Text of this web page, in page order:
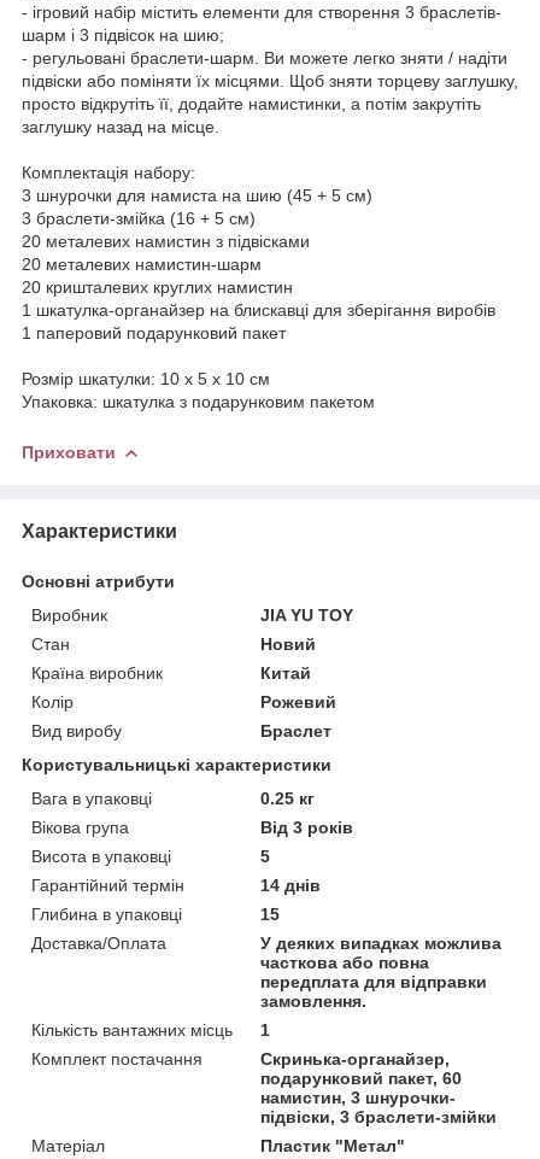
- ігровий набір містить елементи для створення 3 браслетів-
шарм і 3 підвісок на шию;
- регульовані браслети-шарм. Ви можете легко зняти / надіти
підвіски або поміняти їх місцями. Щоб зняти торцеву заглушку,
просто відкрутіть її, додайте намистинки, а потім закрутіть
заглушку назад на місце.
Комплектація набору:
3 шнурочки для намиста на шию (45 + 5 см)
3 браслети-змійка (16 + 5 см)
20 металевих намистин з підвісками
20 металевих намистин-шарм
20 кришталевих круглих намистин
1 шкатулка-органайзер на блискавці для зберігання виробів
1 паперовий подарунковий пакет
Розмір шкатулки: 10 х 5 х 10 см
Упаковка: шкатулка з подарунковим пакетом
Приховати
Характеристики
Основні атрибути
Виробник
JIA YU TOY
Стан
Новий
Країна виробник
Китай
Колір
Рожевий
Вид виробу
Браслет
Користувальницькі характеристики
Вага в упаковці
0.25 кг
Вікова група
Від 3 років
Висота в упаковці
5
Гарантійний термін
14 днів
Глибина в упаковці
15
Доставка/Оплата
У деяких випадках можлива
часткова або повна
передплата для відправки
замовлення.
Кількість вантажних місць
1
Комплект постачання
Скринька-органайзер,
подарунковий пакет, 60
намистин, 3 шнурочки-
підвіски, 3 браслети-змійки
Матеріал
Пластик "Метал"